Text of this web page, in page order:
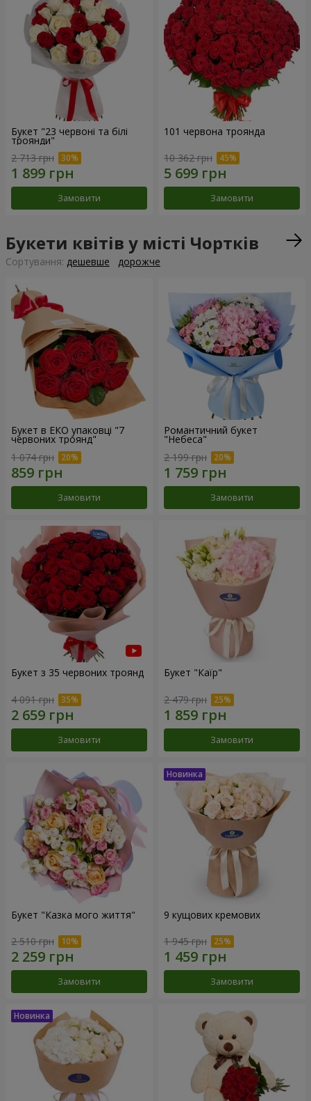
Букет "23 червоні та білі
троянди"
2 713 грн
Замовити
101 червона троянда
10 362 грн
Замовити
Букети квітів у місті Чортків
Сортування: дешевше дорожче
Букет в ЕКО упаковці "7
червоних троянд"
1 074 грн
Замовити
Романтичний букет
"Небеса"
2 199 грн
Замовити
Букет з 35 червоних троянд
4 091 грн
Замовити
Букет "Каїр"
2 479 грн
Замовити
Букет "Казка мого життя"
2 510 грн
Замовити
9 кущових кремових
1 945 грн
Замовити